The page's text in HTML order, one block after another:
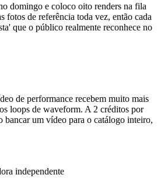
domingo e coloco oito renders na fila
fotos de referência toda vez, então cada
que o público realmente reconhece no
de performance recebem muito mais
loops de waveform. A 2 créditos por
bancar um vídeo para o catálogo inteiro,
independente